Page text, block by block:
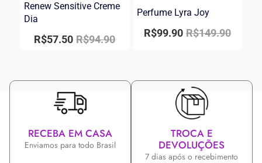
Renew Sensitive Creme
Dia
R$94.90
R$57.50
Perfume Lyra Joy
R$149.90
R$99.90
RECEBA EM CASA
Enviamos para todo Brasil
TROCA E
DEVOLUÇÕES
7 dias após o recebimento